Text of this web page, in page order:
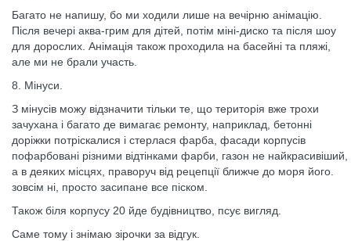
Багато не напишу, бо ми ходили лише на вечірню анімацію.
Після вечері аква-грим для дітей, потім міні-диско та після шоу
для дорослих. Анімація також проходила на басейні та пляжі,
але ми не брали участь.
8. Мінуси.
З мінусів можу відзначити тільки те, що територія вже трохи
зачухана і багато де вимагає ремонту, наприклад, бетонні
доріжки потріскалися і стерлася фарба, фасади корпусів
пофарбовані різними відтінками фарби, газон не найкрасивіший,
а в деяких місцях, праворуч від рецепції ближче до моря його.
зовсім ні, просто засипане все піском.
Також біля корпусу 20 йде будівництво, псує вигляд.
Саме тому і знімаю зірочки за відгук.